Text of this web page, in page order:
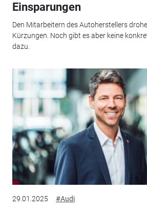
Einsparungen
Den Mitarbeitern des Autoherstellers
Kürzungen. Noch gibt es aber keine
dazu.
29.01.2025 #Audi